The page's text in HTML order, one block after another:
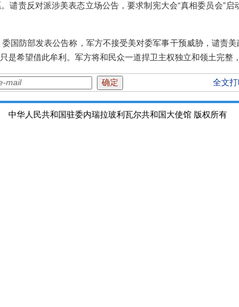
谴责反对派涉美表态立场公告，要求制宪大会“真相委员会”
国防部发表公告称，军方不接受美对委军事干预威胁，谴责美
是希望借此牟利。军方将和民众一道捍卫主权独立和领土完整
全文打
中华人民共和国驻委内瑞拉玻利瓦尔共和国大使馆 版权所有